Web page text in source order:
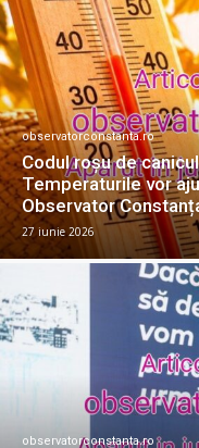
observatorconstanta.ro
Codul roșu de
Temperaturile vor
Observator
27 iunie 2026
observatorconstanta.ro